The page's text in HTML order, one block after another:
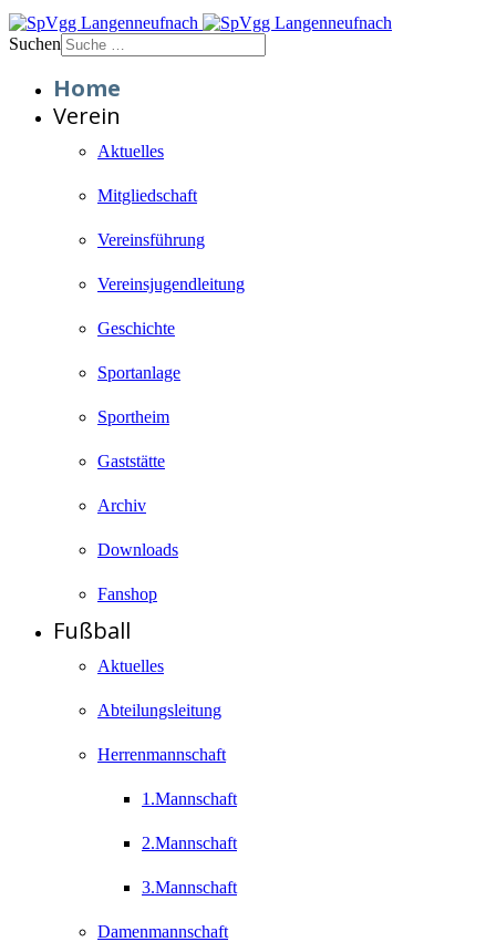
Suchen
Home
Verein
Aktuelles
Mitgliedschaft
Vereinsführung
Vereinsjugendleitung
Geschichte
Sportanlage
Sportheim
Gaststätte
Archiv
Downloads
Fanshop
Fußball
Aktuelles
Abteilungsleitung
Herrenmannschaft
1.Mannschaft
2.Mannschaft
3.Mannschaft
Damenmannschaft